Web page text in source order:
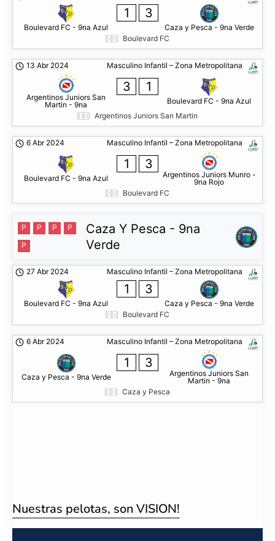
Boulevard FC - 9na Azul
1 3
Caza y Pesca - 9na Verde
Boulevard FC
Masculino Infantil – Zona Metropolitana
13 Abr 2024
Argentinos Juniors San
Martin - 9na
3 1
Boulevard FC - 9na Azul
Argentinos Juniors San Martin
Masculino Infantil – Zona Metropolitana
6 Abr 2024
Boulevard FC - 9na Azul
1 3
Argentinos Juniors Munro -
9na Rojo
Boulevard FC
Caza Y Pesca - 9na
Verde
P P P
P
P
Masculino Infantil – Zona Metropolitana
27 Abr 2024
Boulevard FC - 9na Azul
1 3
Caza y Pesca - 9na Verde
Boulevard FC
Masculino Infantil – Zona Metropolitana
6 Abr 2024
Caza y Pesca - 9na Verde
1 3
Argentinos Juniors San
Martin - 9na
Caza y Pesca
Nuestras pelotas, son VISION!